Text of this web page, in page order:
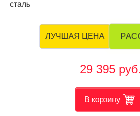
сталь
ЛУЧШАЯ ЦЕНА
29 395 руб.
В корзину